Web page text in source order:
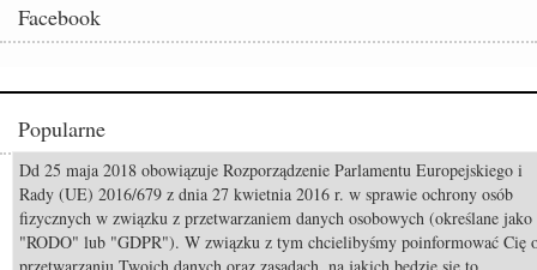
Facebook
Popularne
Odszedł Monty Roberts – człowiek, który nauczył świat słuchać koni
Pride of Poland & Summer Sale 2026: Katalog oferowanych koni
Mistrzostwa Świata Aachen 2026: Już za 50 dni rozpocznie się walka o
Dd 25 maja 2018 obowiązuje Rozporządzenie Parlamentu Europejskiego i
Rady (UE) 2016/679 z dnia 27 kwietnia 2016 r. w sprawie ochrony osób
fizycznych w związku z przetwarzaniem danych osobowych (określane jako
"RODO" lub "GDPR"). W związku z tym chcielibyśmy poinformować Cię